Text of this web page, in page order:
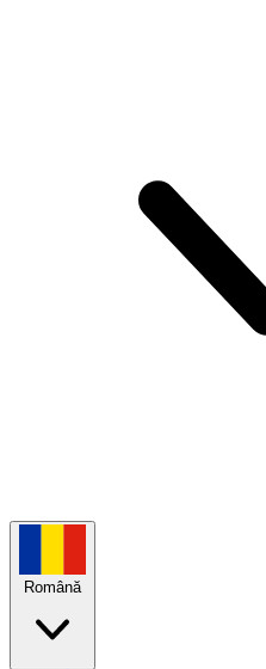
Română